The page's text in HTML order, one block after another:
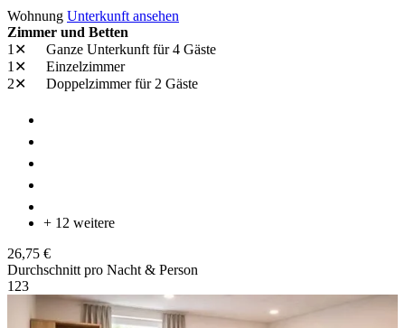
Wohnung Unterkunft ansehen
Zimmer und Betten
1✕
Ganze Unterkunft für 4 Gäste
1✕
Einzelzimmer
2✕
Doppelzimmerfür 2 Gäste
+ 12 weitere
26,75 €
Durchschnitt pro Nacht & Person
1 23